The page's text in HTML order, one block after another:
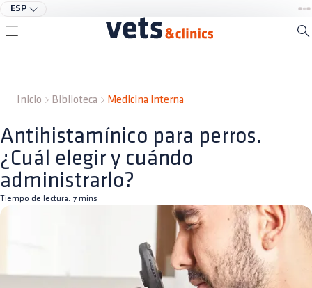
ESP
Inicio Biblioteca Medicina interna
Antihistamínico para perros.
¿Cuál elegir y cuándo
administrarlo?
Tiempo de lectura: 7 mins